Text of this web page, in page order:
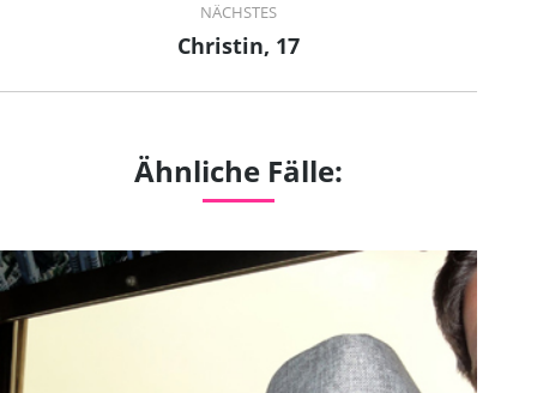
NÄCHSTES
Next
Christin, 17
Ähnliche Fälle: